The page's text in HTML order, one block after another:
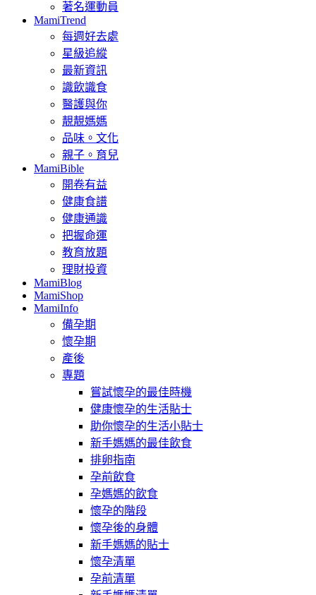
著名運動員
MamiTrend
每週好去處
星級追縱
最新資訊
識飲識食
醫護與你
靚靚媽媽
品味。文化
親子。育兒
MamiBible
開卷有益
健康食譜
健康通識
把握命運
教育放題
理財投資
MamiBlog
MamiShop
MamiInfo
備孕期
懷孕期
產後
專題
嘗試懷孕的最佳時機
健康懷孕的生活貼士
助你懷孕的生活小貼士
新手媽媽的最佳飲食
排卵指南
孕前飲食
孕媽媽的飲食
懷孕的階段
懷孕後的身體
新手媽媽的貼士
懷孕清單
孕前清單